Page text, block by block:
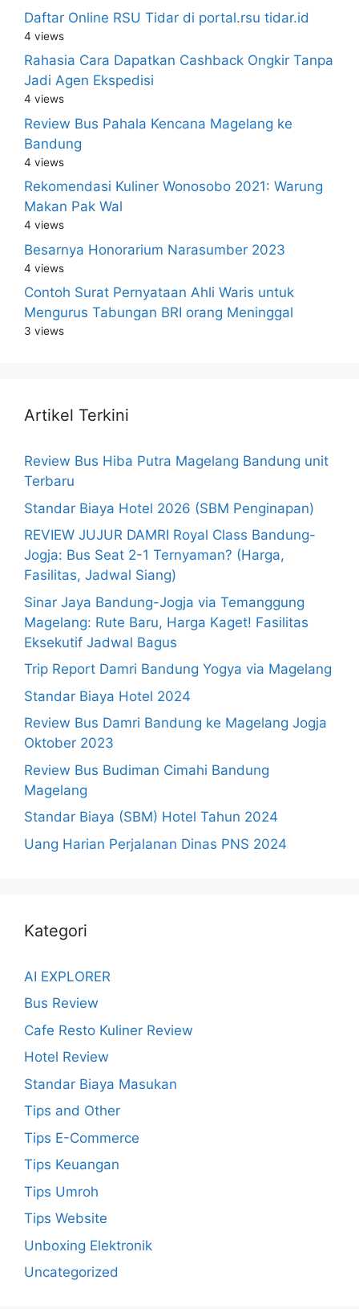
Daftar Online RSU Tidar di portal.rsu tidar.id
4 views
Rahasia Cara Dapatkan Cashback Ongkir Tanpa
Jadi Agen Ekspedisi
4 views
Review Bus Pahala Kencana Magelang ke
Bandung
4 views
Rekomendasi Kuliner Wonosobo 2021: Warung
Makan Pak Wal
4 views
Besarnya Honorarium Narasumber 2023
4 views
Contoh Surat Pernyataan Ahli Waris untuk
Mengurus Tabungan BRI orang Meninggal
3 views
Artikel Terkini
Review Bus Hiba Putra Magelang Bandung unit
Terbaru
Standar Biaya Hotel 2026 (SBM Penginapan)
REVIEW JUJUR DAMRI Royal Class Bandung-
Jogja: Bus Seat 2-1 Ternyaman? (Harga,
Fasilitas, Jadwal Siang)
Sinar Jaya Bandung-Jogja via Temanggung
Magelang: Rute Baru, Harga Kaget! Fasilitas
Eksekutif Jadwal Bagus
Trip Report Damri Bandung Yogya via Magelang
Standar Biaya Hotel 2024
Review Bus Damri Bandung ke Magelang Jogja
Oktober 2023
Review Bus Budiman Cimahi Bandung
Magelang
Standar Biaya (SBM) Hotel Tahun 2024
Uang Harian Perjalanan Dinas PNS 2024
Kategori
AI EXPLORER
Bus Review
Cafe Resto Kuliner Review
Hotel Review
Standar Biaya Masukan
Tips and Other
Tips E-Commerce
Tips Keuangan
Tips Umroh
Tips Website
Unboxing Elektronik
Uncategorized